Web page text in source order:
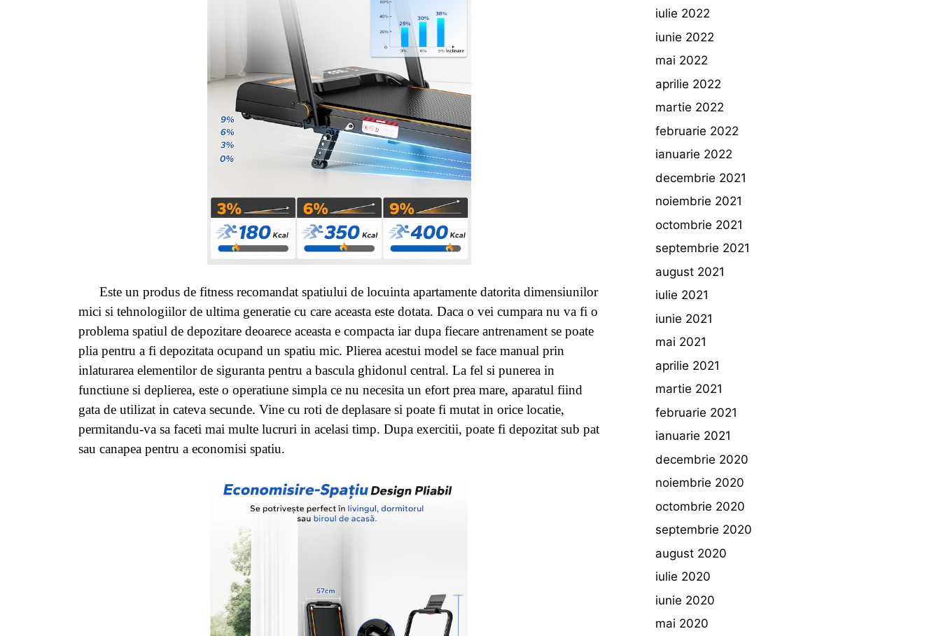
Este un produs de fitness recomandat spatiului de locuinta apartamente datorita dimensiunilor
mici si tehnologiilor de ultima generatie cu care aceasta este dotata. Daca o vei cumpara nu va fi o
problema spatiul de depozitare deoarece aceasta e compacta iar dupa fiecare antrenament se poate
plia pentru a fi depozitata ocupand un spatiu mic. Plierea acestui model se face manual prin
inlaturarea elementilor de siguranta pentru a bascula ghidonul central. La fel si punerea in
functiune si deplierea, este o operatiune simpla ce nu necesita un efort prea mare, aparatul fiind
gata de utilizat in cateva secunde. Vine cu roti de deplasare si poate fi mutat in orice locatie,
permitandu-va sa faceti mai multe lucruri in acelasi timp. Dupa exercitii, poate fi depozitat sub pat
sau canapea pentru a economisi spatiu.
iulie 2022
iunie 2022
mai 2022
aprilie 2022
martie 2022
februarie 2022
ianuarie 2022
decembrie 2021
noiembrie 2021
octombrie 2021
septembrie 2021
august 2021
iulie 2021
iunie 2021
mai 2021
aprilie 2021
martie 2021
februarie 2021
ianuarie 2021
decembrie 2020
noiembrie 2020
octombrie 2020
septembrie 2020
august 2020
iulie 2020
iunie 2020
mai 2020